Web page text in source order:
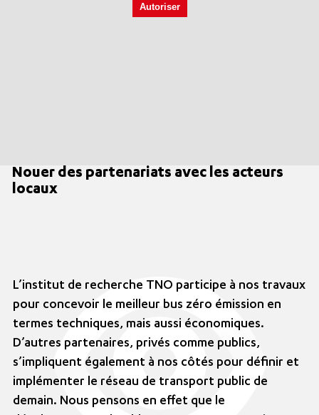
Autoriser
Nouer des partenariats avec les acteurs
locaux
L’institut de recherche TNO participe à nos travaux
pour concevoir le meilleur bus zéro émission en
termes techniques, mais aussi économiques.
D’autres partenaires, privés comme publics,
s’impliquent également à nos côtés pour définir et
implémenter le réseau de transport public de
demain. Nous pensons en effet que le